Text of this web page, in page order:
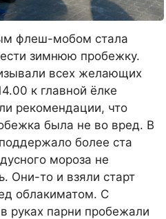
флеш-мобом стала
зимнюю пробежку.
всех желающих
к главной ёлке
рекомендации, что
была не во вред. В
более ста
мороза не
Они-то и взяли старт
облакиматом. С
руках парни пробежали